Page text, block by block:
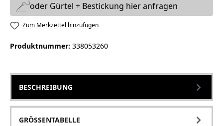
oder Gürtel + Bestickung hier anfragen
Zum Merkzettel hinzufügen
Produktnummer: 338053260
BESCHREIBUNG
GRÖSSENTABELLE